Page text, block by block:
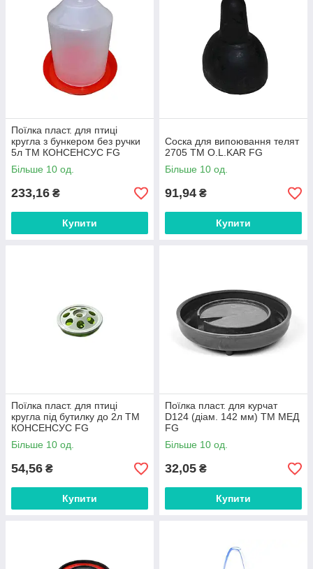
Поїлка пласт. для птиці
кругла з бункером без ручки
5л ТМ КОНСЕНСУС FG
Більше 10 од.
233,16 ₴
Купити
Соска для випоювання телят
2705 ТМ O.L.KAR FG
Більше 10 од.
91,94 ₴
Купити
Поїлка пласт. для птиці
кругла під бутилку до 2л ТМ
КОНСЕНСУС FG
Більше 10 од.
54,56 ₴
Купити
Поїлка пласт. для курчат
D124 (діам. 142 мм) ТМ МЕД
FG
Більше 10 од.
32,05 ₴
Купити